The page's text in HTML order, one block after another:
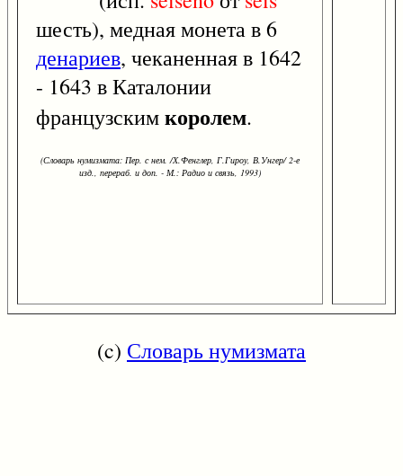
шесть), медная монета в 6
денариев, чеканенная в 1642
- 1643 в Каталонии
французскимкоролем.
(Словарь нумизмата: Пер. с нем. /Х.Фенглер, Г.Гироу, В.Унгер/ 2-е
изд., перераб. и доп. - М.: Радио и связь, 1993)
(c) Словарь нумизмата